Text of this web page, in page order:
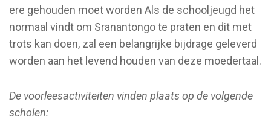
ere gehouden moet worden Als de schooljeugd het
normaal vindt om Sranantongo te praten en dit met
trots kan doen, zal een belangrijke bijdrage geleverd
worden aan het levend houden van deze moedertaal.
De voorleesactiviteiten vinden plaats op de volgende
scholen: